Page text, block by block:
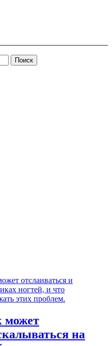
может
на